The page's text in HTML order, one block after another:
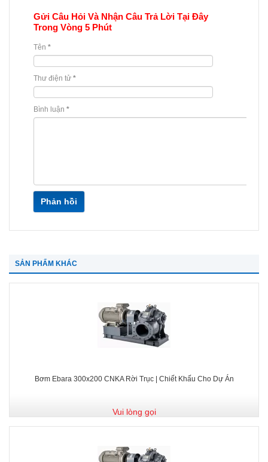
Gửi Câu Hỏi Và Nhận Câu Trả Lời Tại Đây
Trong Vòng 5 Phút
Tên *
Thư điện tử *
Bình luận *
Phản hồi
SẢN PHẨM KHÁC
Bơm Ebara 300x200 CNKA Rời Trục | Chiết Khấu Cho Dự Án
Vui lòng gọi